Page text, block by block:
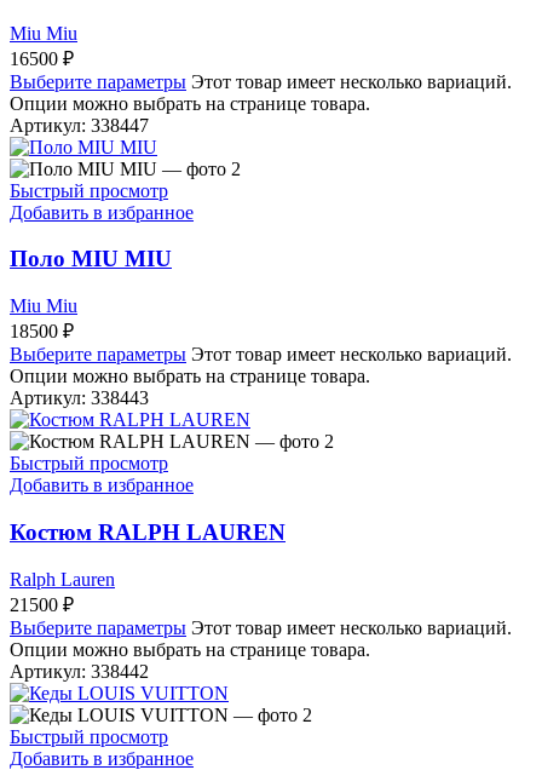
Miu Miu
16500 ₽
Выберите параметры Этот товар имеет несколько вариаций.
Опции можно выбрать на странице товара.
Артикул: 338447
Быстрый просмотр
Добавить в избранное
Поло MIU MIU
Miu Miu
18500 ₽
Выберите параметры Этот товар имеет несколько вариаций.
Опции можно выбрать на странице товара.
Артикул: 338443
Быстрый просмотр
Добавить в избранное
Костюм RALPH LAUREN
Ralph Lauren
21500 ₽
Выберите параметры Этот товар имеет несколько вариаций.
Опции можно выбрать на странице товара.
Артикул: 338442
Быстрый просмотр
Добавить в избранное